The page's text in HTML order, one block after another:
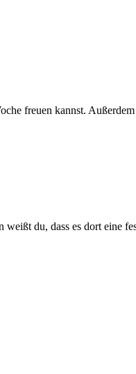
freuen kannst.
du, dass es dort eine